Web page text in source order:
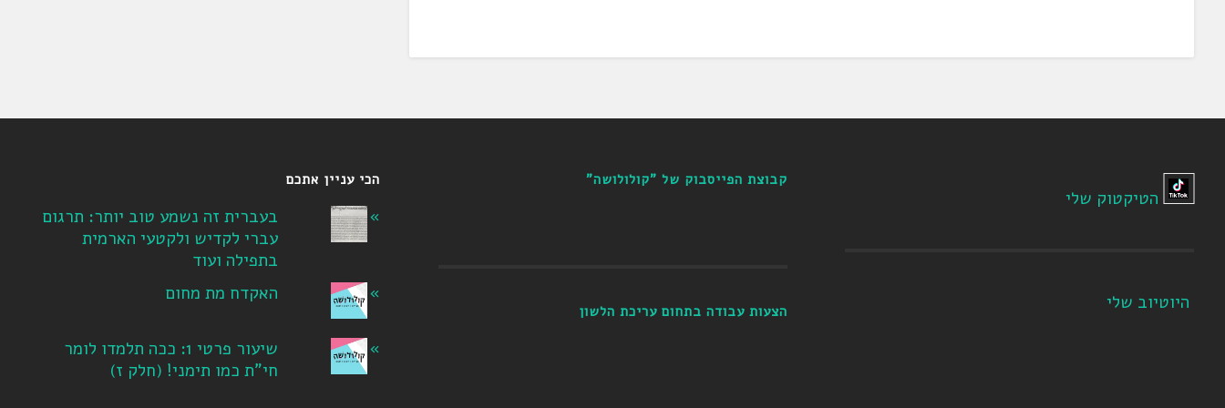
הטיקטוק שלי
היוטיוב שלי
קבוצת הפייסבוק של "קולולושה"
הצעות עבודה בתחום עריכת הלשון
הכי עניין אתכם
בעברית זה נשמע טוב יותר: תרגום
עברי לקדיש ולקטעי הארמית
בתפילה ועוד
האקדח מת מחום
שיעור פרטי 1: ככה תלמדו לומר
חי"ת כמו תימני! ‏(חלק ז‏)